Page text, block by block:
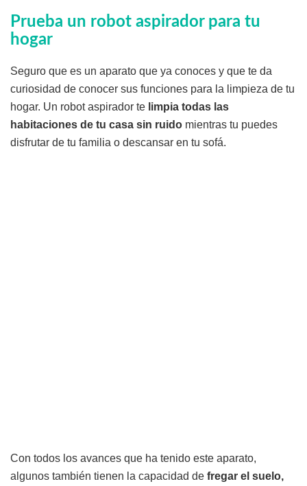
Prueba un robot aspirador para tu
hogar
Seguro que es un aparato que ya conoces y que te da
curiosidad de conocer sus funciones para la limpieza de tu
hogar. Un robot aspirador te limpia todas las
habitaciones de tu casa sin ruido mientras tu puedes
disfrutar de tu familia o descansar en tu sofá.
Con todos los avances que ha tenido este aparato,
algunos también tienen la capacidad de fregar el suelo,